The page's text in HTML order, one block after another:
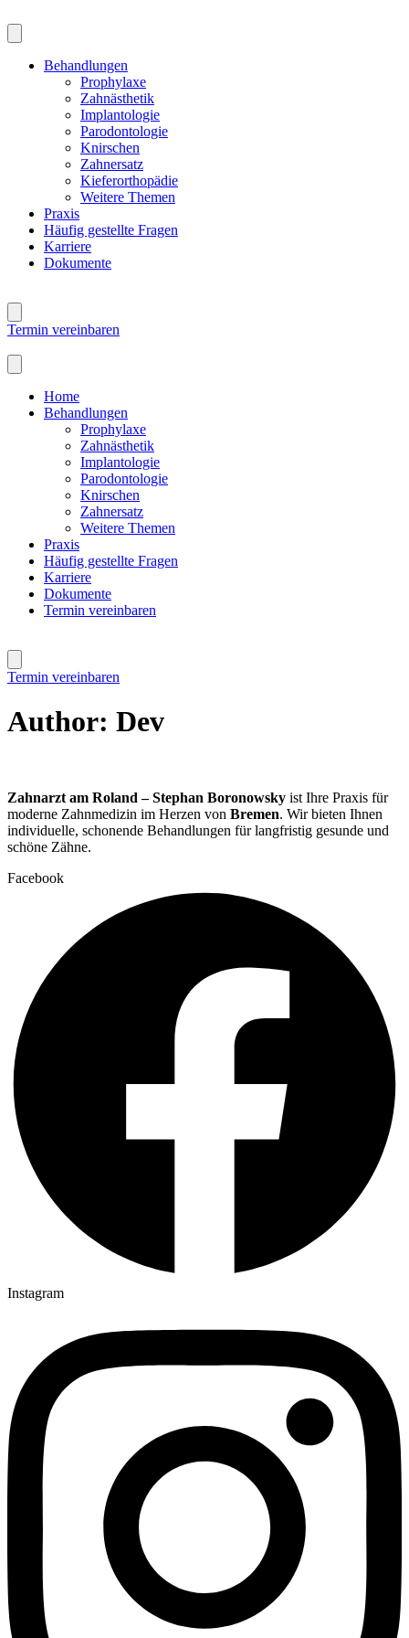
to
content
Behandlungen
Prophylaxe
Zahnästhetik
Implantologie
Parodontologie
Knirschen
Zahnersatz
Kieferorthopädie
Weitere Themen
Praxis
Häufig gestellte Fragen
Karriere
Dokumente
Termin vereinbaren
Home
Behandlungen
Prophylaxe
Zahnästhetik
Implantologie
Parodontologie
Knirschen
Zahnersatz
Weitere Themen
Praxis
Häufig gestellte Fragen
Karriere
Dokumente
Termin vereinbaren
Termin vereinbaren
Author: Dev
Zahnarzt am Roland – Stephan Boronowsky ist Ihre Praxis für
moderne Zahnmedizin im Herzen von Bremen. Wir bieten Ihnen
individuelle, schonende Behandlungen für langfristig gesunde und
schöne Zähne.
Facebook
Instagram